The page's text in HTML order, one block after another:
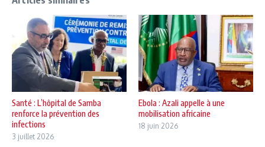
Santé : L’hôpital de Samba
renforce la prévention des
infections
3 juillet 2026
Ebola : Azali appelle à une
mobilisation africaine
18 juin 2026